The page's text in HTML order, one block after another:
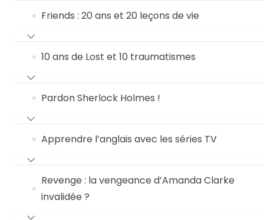
Friends : 20 ans et 20 leçons de vie
10 ans de Lost et 10 traumatismes
Pardon Sherlock Holmes !
Apprendre l’anglais avec les séries TV
Revenge : la vengeance d’Amanda Clarke
invalidée ?